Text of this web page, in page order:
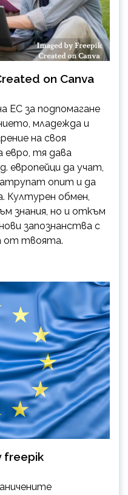
on Canva
ЕС за подпомагане
младежда и
на своя
тя дава
европейци да учат,
опит и да
Културен обмен,
знания, но и откъм
запознанства с
от твоята.
freepik